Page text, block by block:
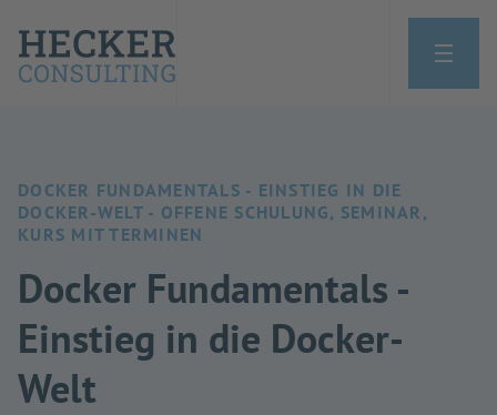
DOCKER FUNDAMENTALS - EINSTIEG IN DIE
DOCKER-WELT - OFFENE SCHULUNG, SEMINAR,
KURS MIT TERMINEN
Docker Fundamentals -
Einstieg in die Docker-
Welt